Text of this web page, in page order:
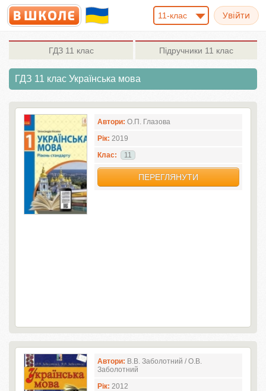
11-клас
ГДЗ11 клас Підручники 11 клас
ГДЗ 11 клас Українська мова
Автори: О.П. Глазова
Рік: 2019
Клас:
11
ПЕРЕГЛЯНУТИ
Автори: В.В. Заболотний / О.В.
Заболотний
Рік: 2012